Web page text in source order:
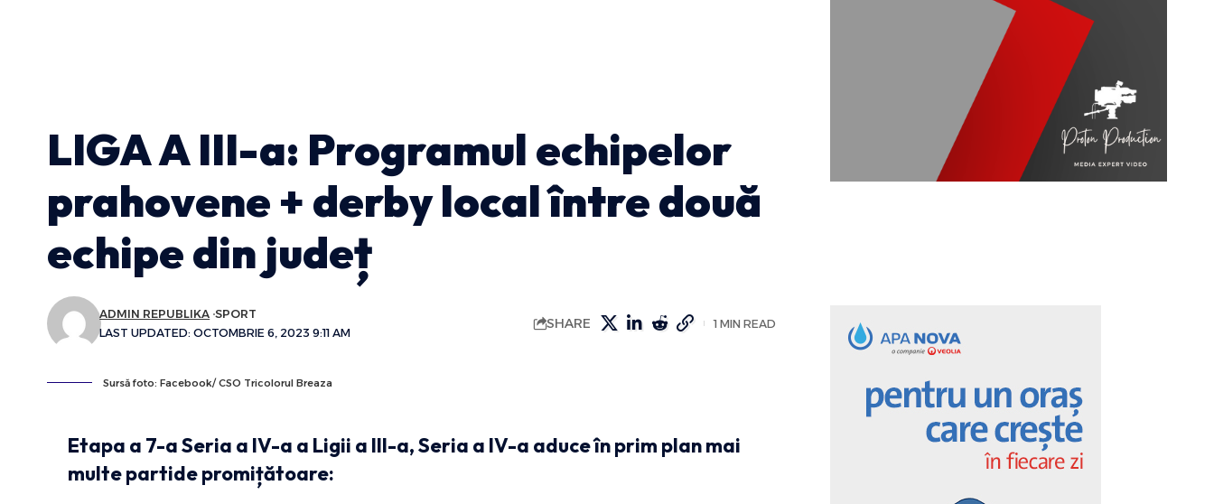
LIGA A III-a: Programul echipelor
prahovene + derby local între două
echipe din județ
LAST UPDATED: OCTOMBRIE 6, 2023 9:11 AM
ADMIN REPUBLIKA SPORT
SHARE 1 MIN READ
Sursă foto: Facebook/ CSO Tricolorul Breaza
Etapa a 7-a Seria a IV-a a Ligii a III-a, Seria a IV-a aduce în prim plan mai
multe partide promițătoare: